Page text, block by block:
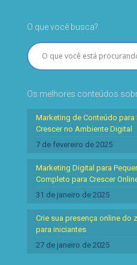
O que você busca?
Os melhores conteúdos
Marketing de Conteúdo para
Crescer no Ambiente Digital
7 de fevereiro de 2025
Marketing Digital para
Completo para Crescer
31 de janeiro de 2025
Crie sua presença online do
para iniciantes
27 de janeiro de 2025